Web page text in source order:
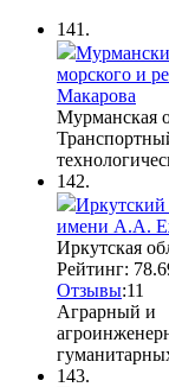
141.
морского и
Макарова
Мурманская
142.
Иркутский
имени А.А.
Иркутская
Рейтинг:
Отзывы:11
Аграрный и
143.